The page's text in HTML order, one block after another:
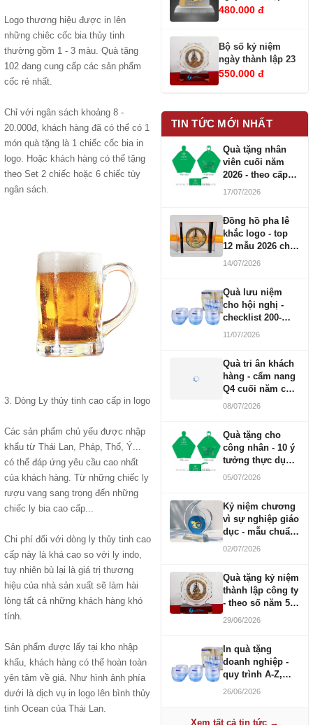
Logo thương hiệu được in lên
những chiêc cốc bia thủy tinh
thường gồm 1 - 3 màu. Quà tặng
102 đang cung cấp các sản phẩm
cốc rẻ nhất.
Chỉ với ngân sách khoảng 8 -
20.000đ, khách hàng đã có thể có 1
món quà tặng là 1 chiếc cốc bia in
logo. Hoặc khách hàng có thể tặng
theo Set 2 chiếc hoặc 6 chiếc tùy
ngân sách.
3. Dòng Ly thủy tinh cao cấp in logo
Các sản phẩm chủ yếu được nhập
khẩu từ Thái Lan, Pháp, Thổ, Ý...
có thể đáp ứng yêu cầu cao nhất
của khách hàng. Từ những chiếc ly
rượu vang sang trọng đến những
chiếc ly bia cao cấp...
Chi phí đối với dòng ly thủy tinh cao
cấp này là khá cao so với ly indo,
tuy nhiên bù lại là giá trị thương
hiệu của nhà sản xuất sẽ làm hài
lòng tất cả những khách hàng khó
tính.
Sản phẩm được lấy tại kho nhập
khẩu, khách hàng có thể hoàn toàn
yên tâm về giá. Như hình ảnh phía
dưới là dịch vụ in logo lên bình thủy
tinh Ocean của Thái Lan.
480.000 đ
Bộ số kỷ niệm
ngày thành lập 23
550.000 đ
TIN TỨC MỚI NHẤT
Quà tặng nhân
viên cuối năm
2026 - theo cấp
bậc CBNV
17/07/2026
Đồng hồ pha lê
khắc logo - top
12 mẫu 2026 cho
doanh nghiệp
14/07/2026
Quà lưu niệm
cho hội nghị -
checklist 200-
1000 người
11/07/2026
Quà tri ân khách
hàng - cẩm nang
Q4 cuối năm cho
doanh nghiệp
08/07/2026
Quà tặng cho
công nhân - 10 ý
tưởng thực dụng
ngân sách 100-
05/07/2026
Kỷ niệm chương
vì sự nghiệp giáo
dục - mẫu chuẩn
2026
02/07/2026
Quà tặng kỷ niệm
thành lập công ty
- theo số năm 5,
10, 20, 30, 50
29/06/2026
In quà tặng
doanh nghiệp -
quy trình A-Z,
báo giá và thời
26/06/2026
Xem tất cả tin tức →